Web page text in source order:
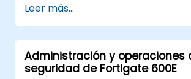
básicas de configuración y
Comprender las políticas de
NAT y VPNs.
Aprender a monitorear y
FortiGate 1100E.
Leer más...
Administración y operaciones
seguridad de Fortigate 600E